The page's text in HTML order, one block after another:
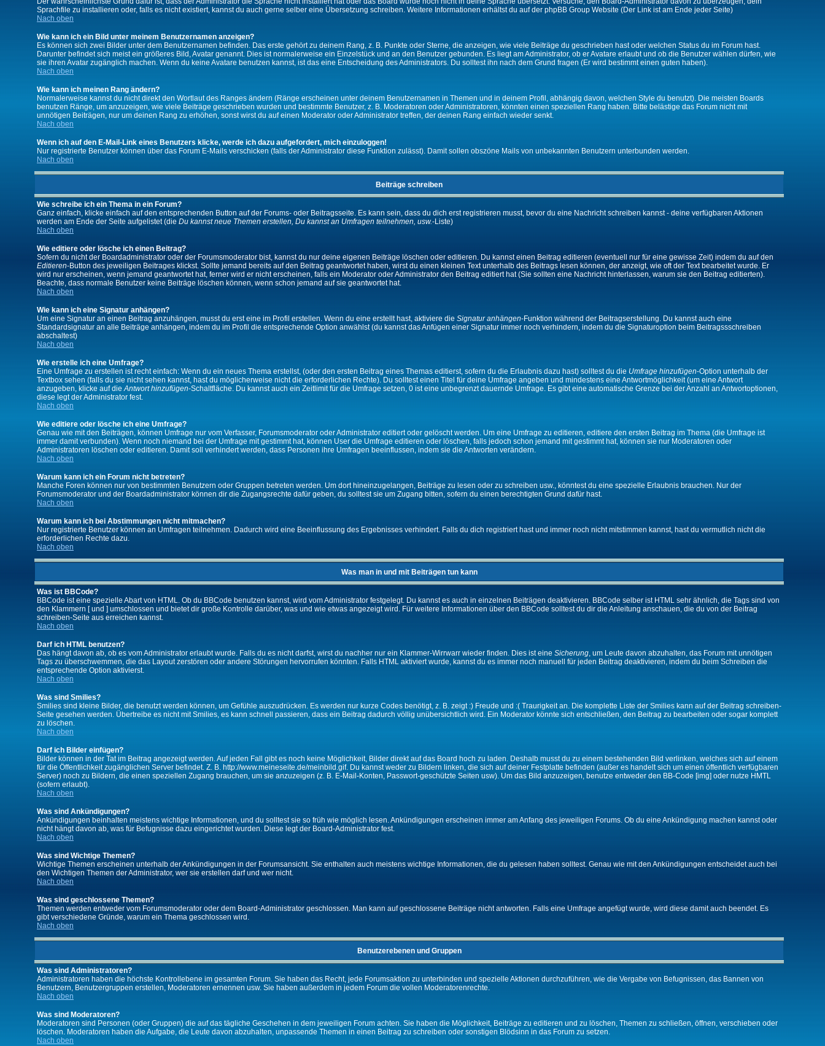
Sprachfile zu installieren oder, falls es nicht existiert, kannst du auch gerne selber eine Übersetzung schreiben. Weitere Informationen erhältst du auf der phpBB Group Website (Der Link ist am Ende jeder Seite)
Nach oben
Wie kann ich ein Bild unter meinem Benutzernamen anzeigen?
Es können sich zwei Bilder unter dem Benutzernamen befinden. Das erste gehört zu deinem Rang, z. B. Punkte oder Sterne, die anzeigen, wie viele Beiträge du geschrieben hast oder welchen Status du im Forum hast.
Darunter befindet sich meist ein größeres Bild, Avatar genannt. Dies ist normalerweise ein Einzelstück und an den Benutzer gebunden. Es liegt am Administrator, ob er Avatare erlaubt und ob die Benutzer wählen dürfen, wie
sie ihren Avatar zugänglich machen. Wenn du keine Avatare benutzen kannst, ist das eine Entscheidung des Administrators. Du solltest ihn nach dem Grund fragen (Er wird bestimmt einen guten haben).
Nach oben
Wie kann ich meinen Rang ändern?
Normalerweise kannst du nicht direkt den Wortlaut des Ranges ändern (Ränge erscheinen unter deinem Benutzernamen in Themen und in deinem Profil, abhängig davon, welchen Style du benutzt). Die meisten Boards
benutzen Ränge, um anzuzeigen, wie viele Beiträge geschrieben wurden und bestimmte Benutzer, z. B. Moderatoren oder Administratoren, könnten einen speziellen Rang haben. Bitte belästige das Forum nicht mit
unnötigen Beiträgen, nur um deinen Rang zu erhöhen, sonst wirst du auf einen Moderator oder Administrator treffen, der deinen Rang einfach wieder senkt.
Nach oben
Wenn ich auf den E-Mail-Link eines Benutzers klicke, werde ich dazu aufgefordert, mich einzuloggen!
Nur registrierte Benutzer können über das Forum E-Mails verschicken (falls der Administrator diese Funktion zulässt). Damit sollen obszöne Mails von unbekannten Benutzern unterbunden werden.
Nach oben
Beiträge schreiben
Wie schreibe ich ein Thema in ein Forum?
Ganz einfach, klicke einfach auf den entsprechenden Button auf der Forums- oder Beitragsseite. Es kann sein, dass du dich erst registrieren musst, bevor du eine Nachricht schreiben kannst - deine verfügbaren Aktionen
werden am Ende der Seite aufgelistet (die Du kannst neue Themen erstellen, Du kannst an Umfragen teilnehmen, usw.-Liste)
Nach oben
Wie editiere oder lösche ich einen Beitrag?
Sofern du nicht der Boardadministrator oder der Forumsmoderator bist, kannst du nur deine eigenen Beiträge löschen oder editieren. Du kannst einen Beitrag editieren (eventuell nur für eine gewisse Zeit) indem du auf den
Editieren-Button des jeweiligen Beitrages klickst. Sollte jemand bereits auf den Beitrag geantwortet haben, wirst du einen kleinen Text unterhalb des Beitrags lesen können, der anzeigt, wie oft der Text bearbeitet wurde. Er
wird nur erscheinen, wenn jemand geantwortet hat, ferner wird er nicht erscheinen, falls ein Moderator oder Administrator den Beitrag editiert hat (Sie sollten eine Nachricht hinterlassen, warum sie den Beitrag editierten).
Beachte, dass normale Benutzer keine Beiträge löschen können, wenn schon jemand auf sie geantwortet hat.
Nach oben
Wie kann ich eine Signatur anhängen?
Um eine Signatur an einen Beitrag anzuhängen, musst du erst eine im Profil erstellen. Wenn du eine erstellt hast, aktiviere die Signatur anhängen-Funktion während der Beitragserstellung. Du kannst auch eine
Standardsignatur an alle Beiträge anhängen, indem du im Profil die entsprechende Option anwählst (du kannst das Anfügen einer Signatur immer noch verhindern, indem du die Signaturoption beim Beitragssschreiben
abschaltest)
Nach oben
Wie erstelle ich eine Umfrage?
Eine Umfrage zu erstellen ist recht einfach: Wenn du ein neues Thema erstellst, (oder den ersten Beitrag eines Themas editierst, sofern du die Erlaubnis dazu hast) solltest du die Umfrage hinzufügen-Option unterhalb der
Textbox sehen (falls du sie nicht sehen kannst, hast du möglicherweise nicht die erforderlichen Rechte). Du solltest einen Titel für deine Umfrage angeben und mindestens eine Antwortmöglichkeit (um eine Antwort
anzugeben, klicke auf dieAntwort hinzufügen-Schaltfläche. Du kannst auch ein Zeitlimit für die Umfrage setzen, 0 ist eine unbegrenzt dauernde Umfrage. Es gibt eine automatische Grenze bei der Anzahl an Antwortoptionen,
diese legt der Administrator fest.
Nach oben
Wie editiere oder lösche ich eine Umfrage?
Genau wie mit den Beiträgen, können Umfrage nur vom Verfasser, Forumsmoderator oder Administrator editiert oder gelöscht werden. Um eine Umfrage zu editieren, editiere den ersten Beitrag im Thema (die Umfrage ist
immer damit verbunden). Wenn noch niemand bei der Umfrage mit gestimmt hat, können User die Umfrage editieren oder löschen, falls jedoch schon jemand mit gestimmt hat, können sie nur Moderatoren oder
Administratoren löschen oder editieren. Damit soll verhindert werden, dass Personen ihre Umfragen beeinflussen, indem sie die Antworten verändern.
Nach oben
Warum kann ich ein Forum nicht betreten?
Manche Foren können nur von bestimmten Benutzern oder Gruppen betreten werden. Um dort hineinzugelangen, Beiträge zu lesen oder zu schreiben usw., könntest du eine spezielle Erlaubnis brauchen. Nur der
Forumsmoderator und der Boardadministrator können dir die Zugangsrechte dafür geben, du solltest sie um Zugang bitten, sofern du einen berechtigten Grund dafür hast.
Nach oben
Warum kann ich bei Abstimmungen nicht mitmachen?
Nur registrierte Benutzer können an Umfragen teilnehmen. Dadurch wird eine Beeinflussung des Ergebnisses verhindert. Falls du dich registriert hast und immer noch nicht mitstimmen kannst, hast du vermutlich nicht die
erforderlichen Rechte dazu.
Nach oben
Was man in und mit Beiträgen tun kann
Was ist BBCode?
BBCode ist eine spezielle Abart von HTML. Ob du BBCode benutzen kannst, wird vom Administrator festgelegt. Du kannst es auch in einzelnen Beiträgen deaktivieren. BBCode selber ist HTML sehr ähnlich, die Tags sind von
den Klammern [ und ] umschlossen und bietet dir große Kontrolle darüber, was und wie etwas angezeigt wird. Für weitere Informationen über den BBCode solltest du dir die Anleitung anschauen, die du von der Beitrag
schreiben-Seite aus erreichen kannst.
Nach oben
Darf ich HTML benutzen?
Das hängt davon ab, ob es vom Administrator erlaubt wurde. Falls du es nicht darfst, wirst du nachher nur ein Klammer-Wirrwarr wieder finden. Dies ist eine Sicherung, um Leute davon abzuhalten, das Forum mit unnötigen
Tags zu überschwemmen, die das Layout zerstören oder andere Störungen hervorrufen könnten. Falls HTML aktiviert wurde, kannst du es immer noch manuell für jeden Beitrag deaktivieren, indem du beim Schreiben die
entsprechende Option aktivierst.
Nach oben
Was sind Smilies?
Smilies sind kleine Bilder, die benutzt werden können, um Gefühle auszudrücken. Es werden nur kurze Codes benötigt, z. B. zeigt :) Freude und :( Traurigkeit an. Die komplette Liste der Smilies kann auf der Beitrag schreiben-
Seite gesehen werden. Übertreibe es nicht mit Smilies, es kann schnell passieren, dass ein Beitrag dadurch völlig unübersichtlich wird. Ein Moderator könnte sich entschließen, den Beitrag zu bearbeiten oder sogar komplett
zu löschen.
Nach oben
Darf ich Bilder einfügen?
Bilder können in der Tat im Beitrag angezeigt werden. Auf jeden Fall gibt es noch keine Möglichkeit, Bilder direkt auf das Board hoch zu laden. Deshalb musst du zu einem bestehenden Bild verlinken, welches sich auf einem
für die Öffentlichkeit zugänglichen Server befindet. Z. B. http://www.meineseite.de/meinbild.gif. Du kannst weder zu Bildern linken, die sich auf deiner Festplatte befinden (außer es handelt sich um einen öffentlich verfügbaren
Server) noch zu Bildern, die einen speziellen Zugang brauchen, um sie anzuzeigen (z. B. E-Mail-Konten, Passwort-geschützte Seiten usw). Um das Bild anzuzeigen, benutze entweder den BB-Code [img] oder nutze HMTL
(sofern erlaubt).
Nach oben
Was sind Ankündigungen?
Ankündigungen beinhalten meistens wichtige Informationen, und du solltest sie so früh wie möglich lesen. Ankündigungen erscheinen immer am Anfang des jeweiligen Forums. Ob du eine Ankündigung machen kannst oder
nicht hängt davon ab, was für Befugnisse dazu eingerichtet wurden. Diese legt der Board-Administrator fest.
Nach oben
Was sind Wichtige Themen?
Wichtige Themen erscheinen unterhalb der Ankündigungen in der Forumsansicht. Sie enthalten auch meistens wichtige Informationen, die du gelesen haben solltest. Genau wie mit den Ankündigungen entscheidet auch bei
den Wichtigen Themen der Administrator, wer sie erstellen darf und wer nicht.
Nach oben
Was sind geschlossene Themen?
Themen werden entweder vom Forumsmoderator oder dem Board-Administrator geschlossen. Man kann auf geschlossene Beiträge nicht antworten. Falls eine Umfrage angefügt wurde, wird diese damit auch beendet. Es
gibt verschiedene Gründe, warum ein Thema geschlossen wird.
Nach oben
Benutzerebenen und Gruppen
Was sind Administratoren?
Administratoren haben die höchste Kontrollebene im gesamten Forum. Sie haben das Recht, jede Forumsaktion zu unterbinden und spezielle Aktionen durchzuführen, wie die Vergabe von Befugnissen, das Bannen von
Benutzern, Benutzergruppen erstellen, Moderatoren ernennen usw. Sie haben außerdem in jedem Forum die vollen Moderatorenrechte.
Nach oben
Was sind Moderatoren?
Moderatoren sind Personen (oder Gruppen) die auf das tägliche Geschehen in dem jeweiligen Forum achten. Sie haben die Möglichkeit, Beiträge zu editieren und zu löschen, Themen zu schließen, öffnen, verschieben oder
löschen. Moderatoren haben die Aufgabe, die Leute davon abzuhalten, unpassende Themen in einen Beitrag zu schreiben oder sonstigen Blödsinn in das Forum zu setzen.
Nach oben